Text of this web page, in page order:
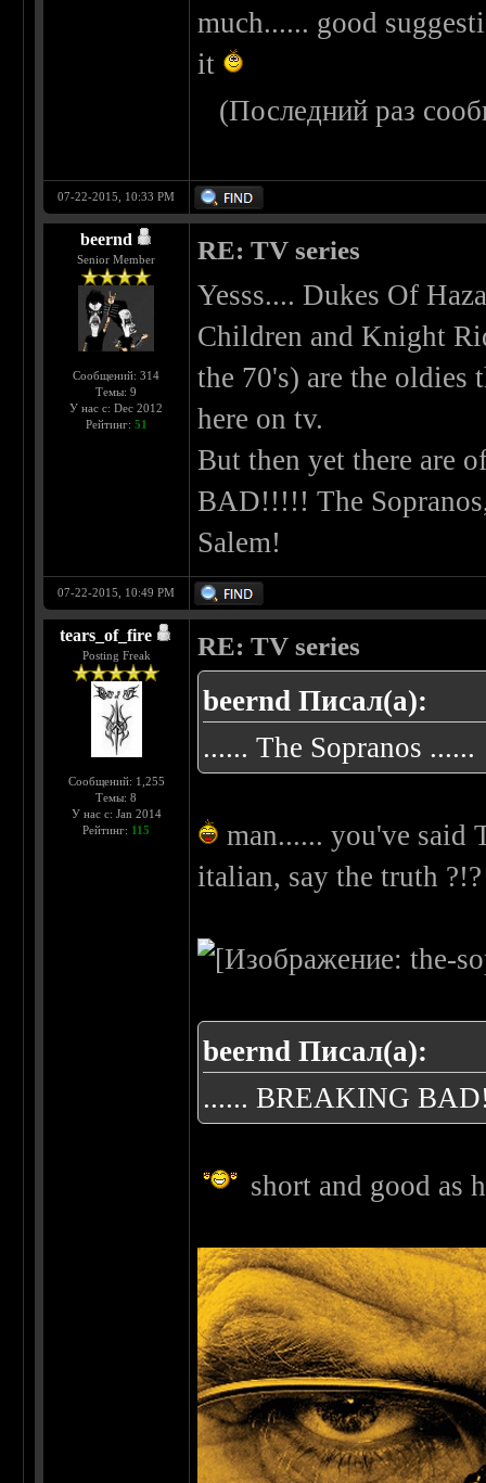
much...... good
it
(Последний раз
07-22-2015, 10:33 PM
beernd
Senior Member
Сообщений: 314
Темы: 9
У нас с: Dec 2012
Рейтинг: 51
RE: TV series
Yesss.... Dukes Of
Children and Knight
the 70's) are the oldies
here on tv.
But then yet there are
BAD!!!!! The
Salem!
07-22-2015, 10:49 PM
tears_of_fire
Posting Freak
Сообщений: 1,255
Темы: 8
У нас с: Jan 2014
Рейтинг: 115
RE: TV series
beernd Писал(а):
...... The Sopranos ......
man...... you've said
italian, say the truth
beernd Писал(а):
...... BREAKING
short and good as